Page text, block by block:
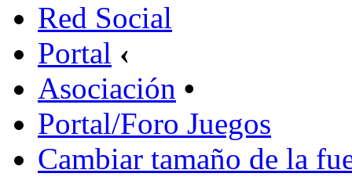
Red Social
Portal ‹
Asociación •
Portal/Foro Juegos
Cambiar tamaño de la